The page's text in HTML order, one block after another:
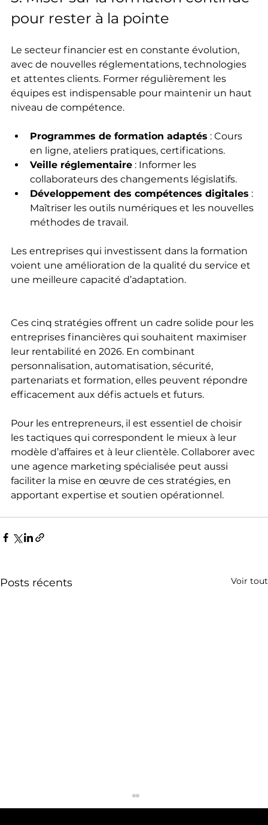
pour rester à la pointe
Le secteur financier est en constante évolution,
avec de nouvelles réglementations, technologies
et attentes clients. Former régulièrement les
équipes est indispensable pour maintenir un haut
niveau de compétence.
Programmes de formation adaptés : Cours
en ligne, ateliers pratiques, certifications.
Veille réglementaire : Informer les
collaborateurs des changements législatifs.
Développement des compétences digitales :
Maîtriser les outils numériques et les nouvelles
méthodes de travail.
Les entreprises qui investissent dans la formation
voient une amélioration de la qualité du service et
une meilleure capacité d’adaptation.
Ces cinq stratégies offrent un cadre solide pour les
entreprises financières qui souhaitent maximiser
leur rentabilité en 2026. En combinant
personnalisation, automatisation, sécurité,
partenariats et formation, elles peuvent répondre
efficacement aux défis actuels et futurs.
Pour les entrepreneurs, il est essentiel de choisir
les tactiques qui correspondent le mieux à leur
modèle d’affaires et à leur clientèle. Collaborer avec
une agence marketing spécialisée peut aussi
faciliter la mise en œuvre de ces stratégies, en
apportant expertise et soutien opérationnel.
Posts récents Voir tout